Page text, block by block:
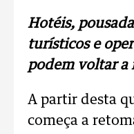
Hotéis,
turísticos e
podem voltar a
A partir desta
começa a